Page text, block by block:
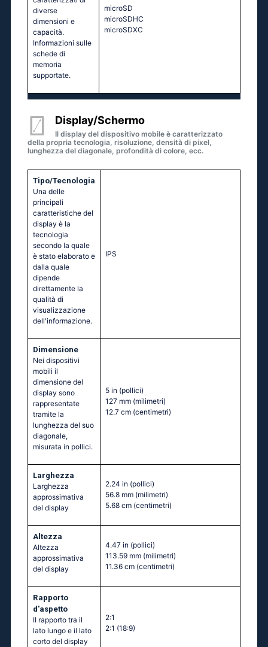
diverse
dimensioni e
capacità.
Informazioni sulle
schede di
memoria
supportate.
microSD
microSDHC
microSDXC
Display/Schermo
Il display del dispositivo mobile è caratterizzato
della propria tecnologia, risoluzione, densità di pixel,
lunghezza del diagonale, profondità di colore, ecc.
Tipo/Tecnologia
Una delle
principali
caratteristiche del
display è la
tecnologia
secondo la quale
è stato elaborato e
dalla quale
dipende
direttamente la
qualità di
visualizzazione
dell'informazione.
IPS
Dimensione
Nei dispositivi
mobili il
dimensione del
display sono
rappresentate
tramite la
lunghezza del suo
diagonale,
misurata in pollici.
5 in (pollici)
127 mm (milimetri)
12.7 cm (centimetri)
Larghezza
Larghezza
approssimativa
del display
2.24 in (pollici)
56.8 mm (milimetri)
5.68 cm (centimetri)
Altezza
Altezza
approssimativa
del display
4.47 in (pollici)
113.59 mm (milimetri)
11.36 cm (centimetri)
Rapporto
d'aspetto
Il rapporto tra il
lato lungo e il lato
corto del display
2:1
2:1 (18:9)